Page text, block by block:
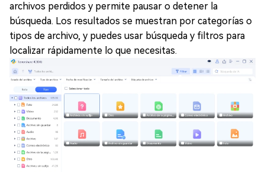
archivos perdidos y permite pausar o detener la
búsqueda. Los resultados se muestran por categorías o
tipos de archivo, y puedes usar búsqueda y filtros para
localizar rápidamente lo que necesitas.